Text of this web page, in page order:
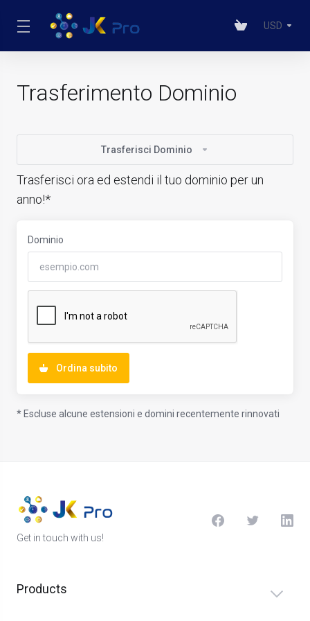
USD
Trasferimento Dominio
Trasferisci Dominio
Trasferisci ora ed estendi il tuo dominio per un
anno!*
Dominio
Ordina subito
* Escluse alcune estensioni e domini recentemente rinnovati
Get in touch with us!
Products